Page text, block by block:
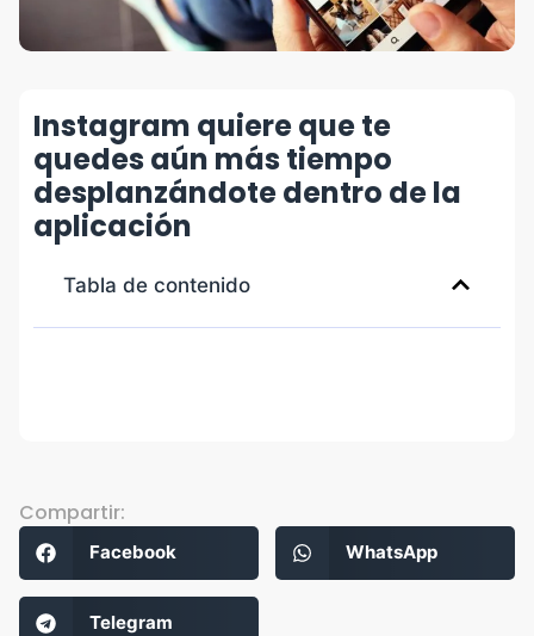
Instagram quiere que te
quedes aún más tiempo
desplanzándote dentro de la
aplicación
Tabla de contenido
Compartir:
Facebook WhatsApp
Telegram